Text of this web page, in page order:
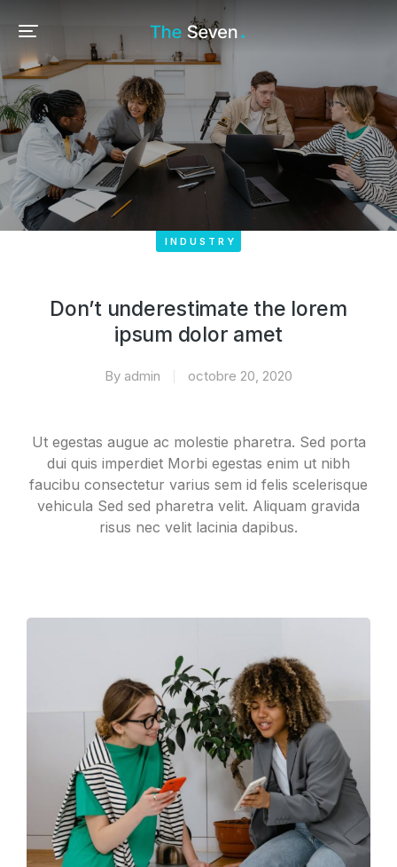
INDUSTRY
Don’t underestimate the lorem
ipsum dolor amet
By admin octobre 20, 2020
Ut egestas augue ac molestie pharetra. Sed porta
dui quis imperdiet Morbi egestas enim ut nibh
faucibu consectetur varius sem id felis scelerisque
vehicula Sed sed pharetra velit. Aliquam gravida
risus nec velit lacinia dapibus.